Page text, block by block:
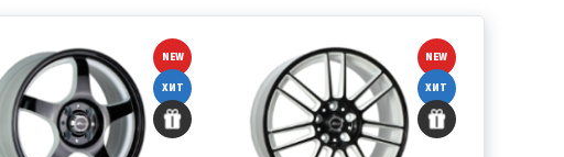
NEW
ХИТ
NEW
ХИТ